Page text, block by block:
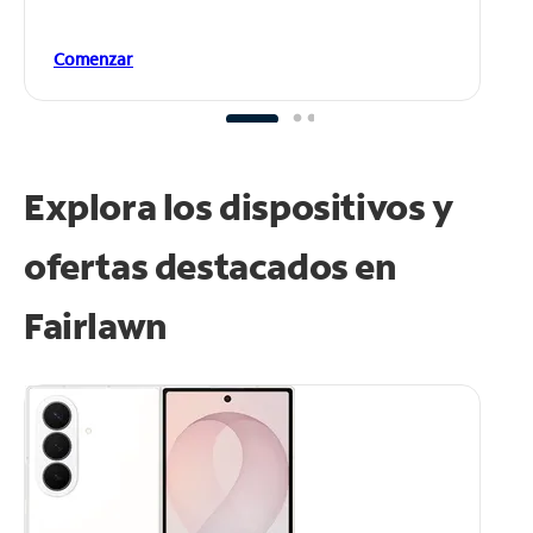
Comenzar
Explora los dispositivos y
ofertas destacados en
Fairlawn